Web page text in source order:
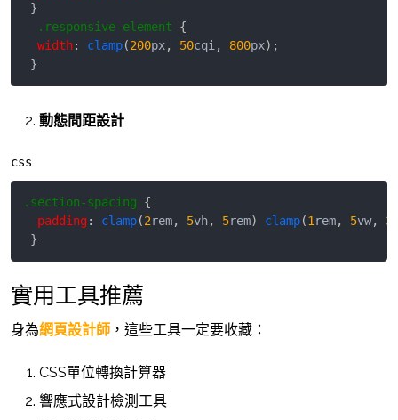
}
.responsive-element
{
width: clamp(200px, 50cqi , 800px) ;
}
動態間距設計
css
.section-spacing
{
padding: clamp(2rem, 5vh, 5rem) clamp(1 rem, 5vw, 3
}
實用工具推薦
身為網頁設計師 ，這些工具一定要收藏：
CSS單位轉換計算器
響應式設計檢測工具